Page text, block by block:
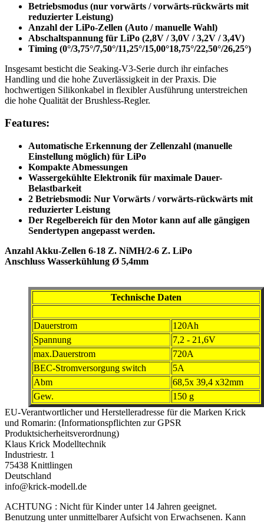
Betriebsmodus (nur vorwärts / vorwärts-rückwärts mit
reduzierter Leistung)
Anzahl der LiPo-Zellen (Auto / manuelle Wahl)
Abschaltspannung für LiPo (2,8V / 3,0V / 3,2V / 3,4V)
Timing (0°/3,75°/7,50°/11,25°/15,00°18,75°/22,50°/26,25°)
Insgesamt besticht die Seaking-V3-Serie durch ihr einfaches
Handling und die hohe Zuverlässigkeit in der Praxis. Die
hochwertigen Silikonkabel in flexibler Ausführung unterstreichen
Features:
Automatische Erkennung der Zellenzahl (manuelle
Einstellung möglich) für LiPo
Kompakte Abmessungen
Wassergekühlte Elektronik für maximale Dauer-
Belastbarkeit
2 Betriebsmodi: Nur Vorwärts / vorwärts-rückwärts mit
reduzierter Leistung
Der Regelbereich für den Motor kann auf alle gängigen
Sendertypen angepasst werden.
Anzahl Akku-Zellen 6-18 Z. NiMH/2-6 Z. LiPo
Anschluss Wasserkühlung Ø 5,4mm
Technische Daten
Dauerstrom
120Ah
Spannung
7,2 - 21,6V
max.Dauerstrom
720A
BEC-Stromversorgung switch
5A
Abm
68,5x 39,4 x32mm
Gew.
150 g
EU-Verantwortlicher und Herstelleradresse für die Marken Krick
und Romarin: (Informationspflichten zur GPSR
Produktsicherheitsverordnung)
Klaus Krick Modelltechnik
Industriestr. 1
75438 Knittlingen
Deutschland
info@krick-modell.de
ACHTUNG : Nicht für Kinder unter 14 Jahren geeignet.
Benutzung unter unmittelbarer Aufsicht von Erwachsenen. Kann